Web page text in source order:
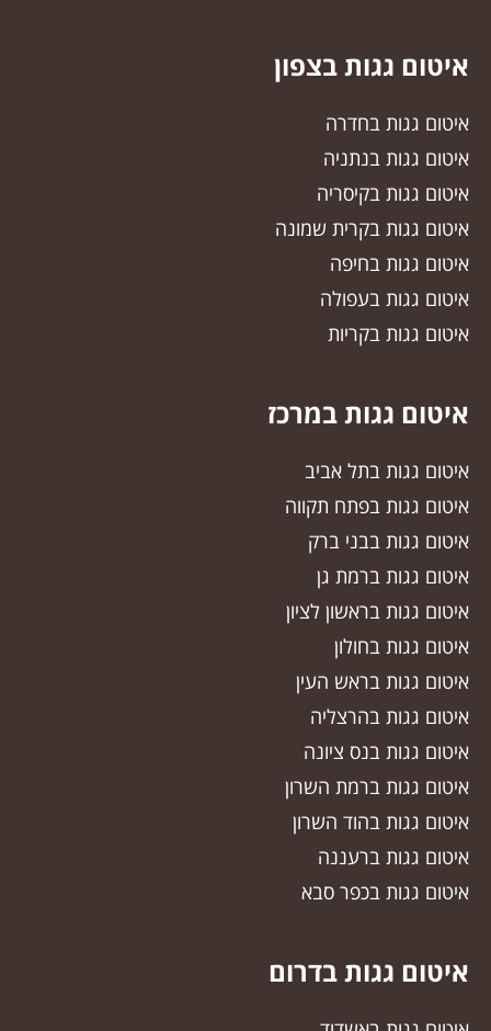
איטום גגות בצפון
איטום גגות בחדרה
איטום גגות בנתניה
איטום גגות בקיסריה
איטום גגות בקרית שמונה
איטום גגות בחיפה
איטום גגות בעפולה
איטום גגות בקריות
איטום גגות במרכז
איטום גגות בתל אביב
איטום גגות בפתח תקווה
איטום גגות בבני ברק
איטום גגות ברמת גן
איטום גגות בראשון לציון
איטום גגות בחולון
איטום גגות בראש העין
איטום גגות בהרצליה
איטום גגות בנס ציונה
איטום גגות ברמת השרון
איטום גגות בהוד השרון
איטום גגות ברעננה
איטום גגות בכפר סבא
איטום גגות בדרום